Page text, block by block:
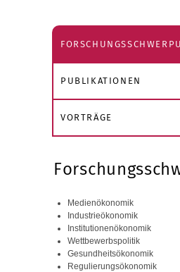
PUBLIKATIONEN
VORTRÄGE
Medienökonomik
Industrieökonomik
Institutionenökonomik
Wettbewerbspolitik
Gesundheitsökonomik
Regulierungsökonomik